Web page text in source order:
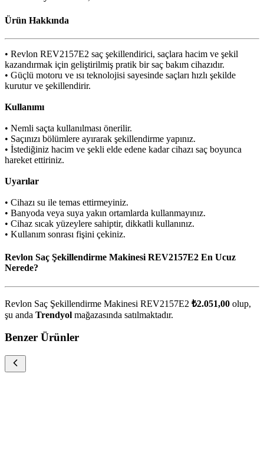
Ürün Hakkında
• Revlon REV2157E2 saç şekillendirici, saçlara hacim ve şekil
kazandırmak için geliştirilmiş pratik bir saç bakım cihazıdır.
• Güçlü motoru ve ısı teknolojisi sayesinde saçları hızlı şekilde
kurutur ve şekillendirir.
Kullanımı
• Nemli saçta kullanılması önerilir.
• Saçınızı bölümlere ayırarak şekillendirme yapınız.
• İstediğiniz hacim ve şekli elde edene kadar cihazı saç boyunca
hareket ettiriniz.
Uyarılar
• Cihazı su ile temas ettirmeyiniz.
• Banyoda veya suya yakın ortamlarda kullanmayınız.
• Cihaz sıcak yüzeylere sahiptir, dikkatli kullanınız.
• Kullanım sonrası fişini çekiniz.
Revlon Saç Şekillendirme Makinesi REV2157E2 En Ucuz
Nerede?
Revlon Saç Şekillendirme Makinesi REV2157E2 ₺2.051,00 olup,
şu anda Trendyol mağazasında satılmaktadır.
Benzer Ürünler